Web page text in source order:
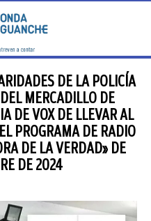
DE LA POLICÍA
MERCADILLO DE
DE VOX DE LLEVAR AL
PROGRAMA DE RADIO
DE LA VERDAD» DE
DE 2024